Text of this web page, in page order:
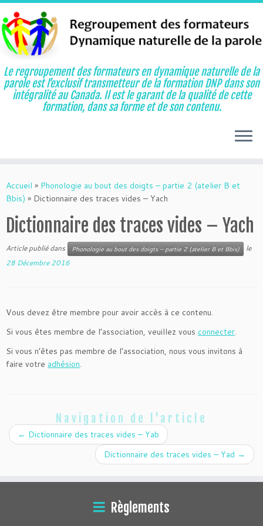
au
contenu
Le regroupement des formateurs en dynamique naturelle de la
parole est l’exclusif transmetteur de la formation DNP dans son
intégralité au Canada. Il est le garant de la qualité de cette
formation, dans sa forme et de son contenu.
Accueil » Phonologie au bout des doigts – partie 2 (atelier B et
Bbis) » Dictionnaire des traces vides – Yach
Dictionnaire des traces vides – Yach
Article publié dans Phonologie au bout des doigts – partie 2 (atelier B et Bbis)
le
28 Décembre 2016
Vous devez être membre pour avoir accès à ce contenu.
Si vous êtes membre de l’association, veuillez vous connecter.
Si vous n’êtes pas membre de l’association, nous vous invitons à
faire votre adhésion.
Navigation de l'article
← Dictionnaire des traces vides – Yab
Dictionnaire des traces vides – Yad →
Règlements